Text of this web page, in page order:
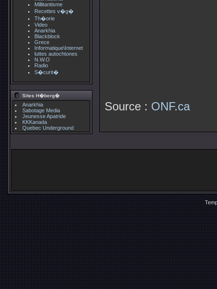
Millitantisme
Recettes v�g�
Th�orie
Video
Anarkhia
Blackblock
Grece
Informatique\Internet
luttes autochtones
N.W.O
Radio
S�curit�
Sites H�berg�
Anarkhia
Sabotage Media
Jeunesse Apatride
KKKanada
Quebec Underground
Source : ONF.ca